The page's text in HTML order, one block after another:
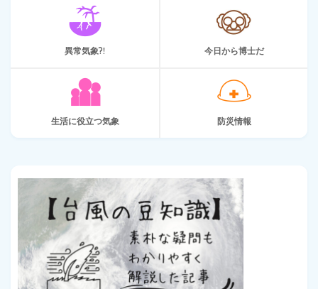
異常気象?! 今日から博士だ
生活に役立つ気象 防災情報